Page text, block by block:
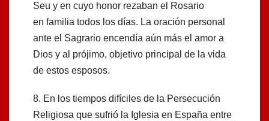
Seu y en cuyo honor rezaban el Rosario
en familia todos los días. La oración personal
ante el Sagrario encendía aún más el amor a
Dios y al prójimo, objetivo principal de la vida
de estos esposos.
8. En los tiempos difíciles de la Persecución
Religiosa que sufrió la Iglesia en España entre